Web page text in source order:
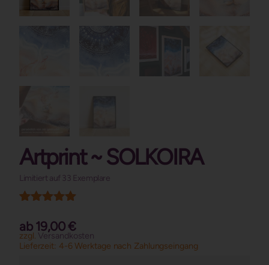
Artprint ~ SOLKOIRA
Limitiert auf 33 Exemplare
5.00von 5,
basierend
auf
ab 19,00€
zzgl. Versandkosten
Lieferzeit: 4-6 Werktage nach Zahlungseingang